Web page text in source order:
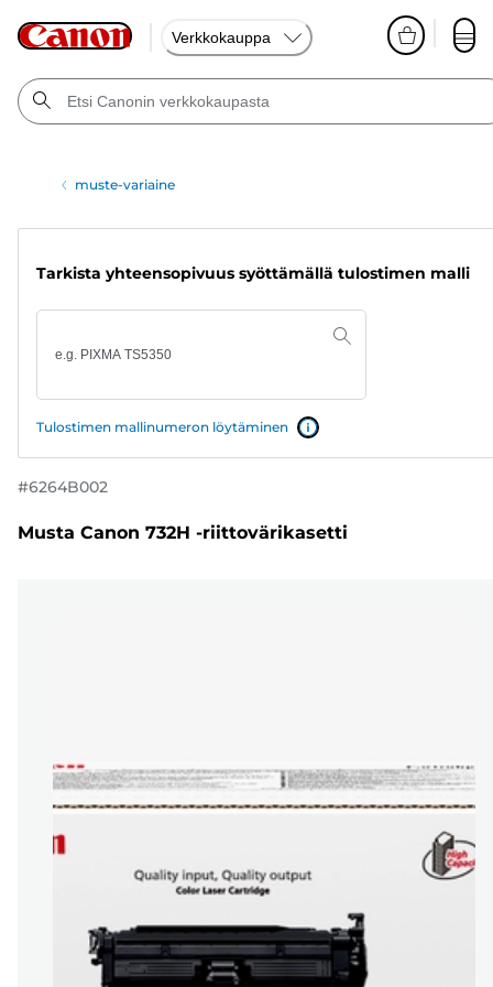
Verkkokauppa
muste-variaine
Tarkista yhteensopivuus syöttämällä tulostimen malli
Tulostimen mallinumeron löytäminen
#6264B002
Musta Canon 732H -riittovärikasetti